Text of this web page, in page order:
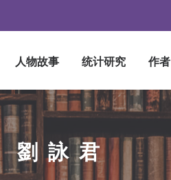
人物故事 统计研究 作者
劉詠君